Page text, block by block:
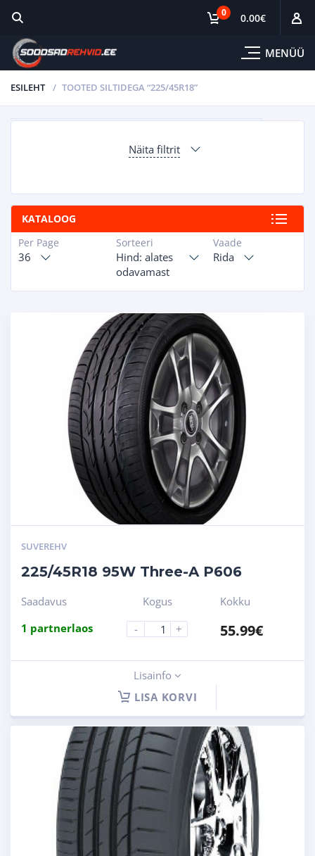
MENÜÜ
0 0.00€
ESILEHT TOOTED SILTIDEGA “225/45R18”
Näita filtrit
KATALOOG
Vaade
Rida
Sorteeri
Hind: alates
odavamast
Per Page
36
SUVEREHV
225/45R18 95W Three-A P606
Saadavus
1 partnerlaos
Kogus
-
+
Kokku
55.99€
Lisainfo
LISA KORVI